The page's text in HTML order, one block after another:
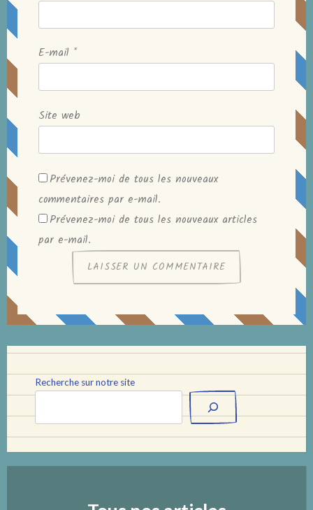
E-mail *
Site web
Prévenez-moi de tous les nouveaux
commentaires par e-mail.
Prévenez-moi de tous les nouveaux articles
par e-mail.
Recherche sur notre site